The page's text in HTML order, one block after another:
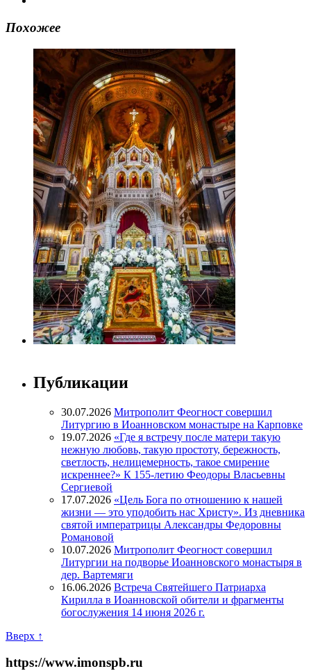
Похожее
Публикации
30.07.2026 Митрополит Феогност совершил
Литургию в Иоанновском монастыре на Карповке
19.07.2026 «Где я встречу после матери такую
нежную любовь, такую простоту, бережность,
светлость, нелицемерность, такое смирение
искреннее?» К 155-летию Феодоры Власьевны
Сергиевой
17.07.2026 «Цель Бога по отношению к нашей
жизни — это уподобить нас Христу». Из дневника
святой императрицы Александры Федоровны
Романовой
10.07.2026 Митрополит Феогност совершил
Литургии на подворье Иоанновского монастыря в
дер. Вартемяги
16.06.2026 Встреча Святейшего Патриарха
Кирилла в Иоанновской обители и фрагменты
богослужения 14 июня 2026 г.
Вверх ↑
https://www.imonspb.ru